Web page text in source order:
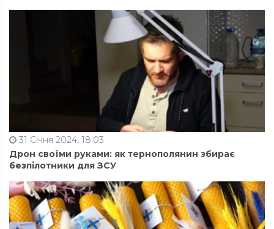
31 Січня 2024, 18:03
Дрон своїми руками: як тернополянин збирає
безпілотники для ЗСУ